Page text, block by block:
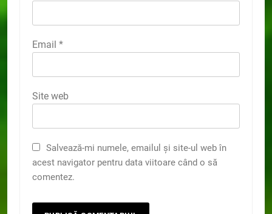
Email *
Site web
Salvează-mi numele, emailul și site-ul web în
acest navigator pentru data viitoare când o să
comentez.